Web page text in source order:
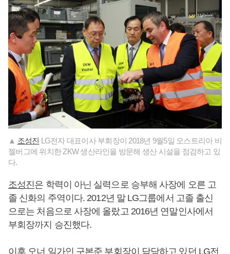
▲ 조성진 LG전자 대표이사 부회장이 2018년 9월5일 오스트리아 비
젤버그에 위치한 ZKW 생산라인을 방문해 생산 시설을 점검하고 있
다.
조성진은 학력이 아닌 실력으로 승부해 사장에 오른 고
졸 신화의 주역이다. 2012년 말 LG그룹에서 고졸 출신
으로는 처음으로 사장에 올랐고 2016년 연말인사에서
부회장까지 승진했다.
이후 오너 일가인 구본준 부회장이 담당하고 있던 LG전